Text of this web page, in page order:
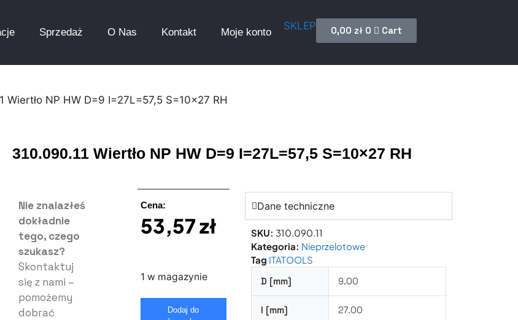
Sprzedaż O Nas Kontakt Moje konto
SKLEP 0,00 zł 0 Cart
Wiertło NP HW D=9 I=27L=57,5 S=10×27 RH
310.090.11 Wiertło NP HW D=9 I=27L=57,5 S=10×27 RH
Nie znalazłeś
dokładnie
tego, czego
szukasz?
Skontaktuj
się z nami –
pomożemy
dobrać
Cena:
53,57zł
1 w magazynie
Dodaj do
Dane techniczne
SKU: 310.090.11
Kategoria: Nieprzelotowe
Tag ITATOOLS
D [mm]
9.00
I [mm] 27.00